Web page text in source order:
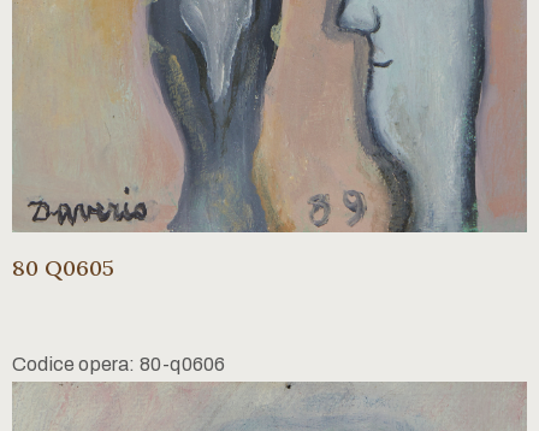
80 Q0605
Codice opera: 80-q0606